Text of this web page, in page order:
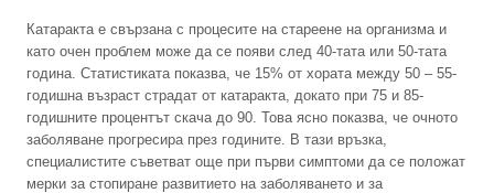
Катаракта е свързана с процесите на стареене на организма и
като очен проблем може да се появи след 40-тата или 50-тата
година. Статистиката показва, че 15% от хората между 50 – 55-
годишна възраст страдат от катаракта, докато при 75 и 85-
годишните процентът скача до 90. Това ясно показва, че очното
заболяване прогресира през годините. В тази връзка,
специалистите съветват още при първи симптоми да се положат
мерки за стопиране развитието на заболяването и за